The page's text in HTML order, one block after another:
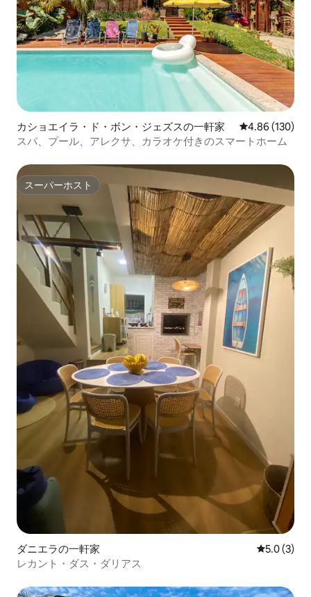
カショエイラ・ド・ボン・ジェズスの一軒家 レビュー130
4.86 (130)
スパ、プール、アレクサ、カラオケ付きのスマートホーム
スーパーホスト
スーパーホスト
ダニエラの一軒家 レビュー3
5.0 (3)
レカント・ダス・ダリアス